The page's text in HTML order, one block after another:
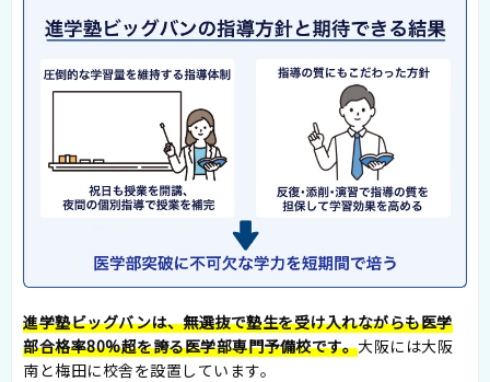
進学塾ビッグバンは、無選抜で塾生を受け入れながらも医学
部合格率80%超を誇る医学部専門予備校です。大阪には大阪
南と梅田に校舎を設置しています。